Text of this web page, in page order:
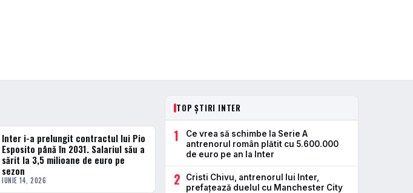
FOTBAL EXTERN
Inter i-a prelungit contractul lui Pio
Esposito până în 2031. Salariul său a
sărit la 3,5 milioane de euro pe
sezon
IUNIE 14, 2026
TOP ȘTIRI INTER
1
Ce vrea să schimbe la Serie A
antrenorul român plătit cu 5.600.000
de euro pe an la Inter
2
Cristi Chivu, antrenorul lui Inter,
prefațează duelul cu Manchester City